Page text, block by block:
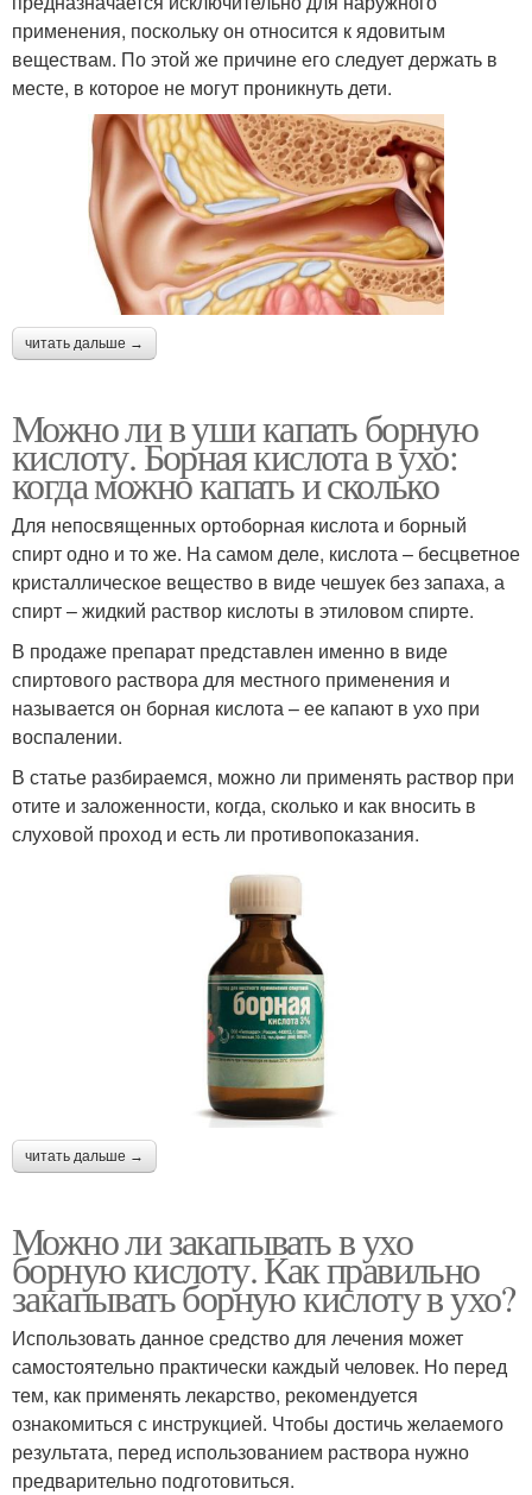
применения, поскольку он относится к ядовитым
веществам. По этой же причине его следует держать в
месте, в которое не могут проникнуть дети.
читать дальше →
Можно ли в уши капать борную
кислоту. Борная кислота в ухо:
когда можно капать и сколько
Для непосвященных ортоборная кислота и борный
спирт одно и то же. На самом деле, кислота – бесцветное
кристаллическое вещество в виде чешуек без запаха, а
спирт – жидкий раствор кислоты в этиловом спирте.
В продаже препарат представлен именно в виде
спиртового раствора для местного применения и
называется он борная кислота – ее капают в ухо при
воспалении.
В статье разбираемся, можно ли применять раствор при
отите и заложенности, когда, сколько и как вносить в
слуховой проход и есть ли противопоказания.
читать дальше →
Можно ли закапывать в ухо
борную кислоту. Как правильно
закапывать борную кислоту в ухо?
Использовать данное средство для лечения может
самостоятельно практически каждый человек. Но перед
тем, как применять лекарство, рекомендуется
ознакомиться с инструкцией. Чтобы достичь желаемого
результата, перед использованием раствора нужно
предварительно подготовиться.